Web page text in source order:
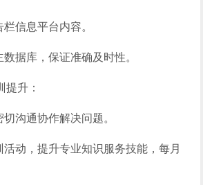
信息平台内容。
据库，保证准确及时性。
提升：
沟通协作解决问题。
活动，提升专业知识服务技能，每月